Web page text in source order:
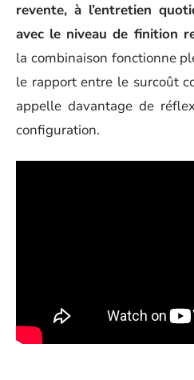
revente, à l’entretien
avec le niveau de finition
la combinaison fonctionne
le rapport entre le surcoût
appelle davantage de
configuration.